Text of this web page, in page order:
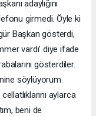
adaylığını
girmedi. Öyle ki
Başkan gösterdi,
vardı’ diye ifade
gösterdiler.
söylüyorum.
aylarca
beni de